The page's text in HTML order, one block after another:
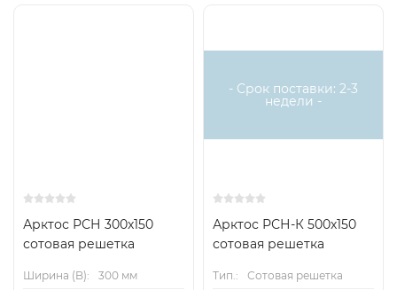
Арктос РСН 300x150
сотовая решетка
Ширина (B):
300 мм
- Срок поставки: 2-3
недели -
Арктос РСН-К 500х150
сотовая решетка
Тип.:
Сотовая решетка